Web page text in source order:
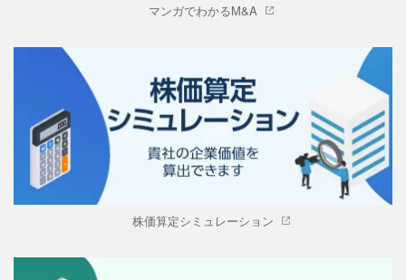
マンガでわかるM&A
株価算定シミュレーション